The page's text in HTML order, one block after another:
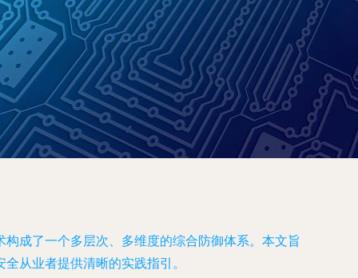
成了一个多层次、多维度的综合防御体系。本文旨
从业者提供清晰的实践指引。